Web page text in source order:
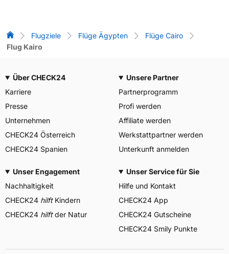
Flug-Vergleich
Flugziele Flüge Ägypten
Flüge Cairo
Flug Kairo
Über CHECK24
Karriere
Presse
Unternehmen
CHECK24 Österreich
CHECK24 Spanien
Unsere Partner
Partnerprogramm
Profi werden
Affiliate werden
Werkstattpartner werden
Unterkunft anmelden
Unser Engagement
Nachhaltigkeit
CHECK24 hilftKindern
CHECK24 hilftder Natur
Unser Service für Sie
Hilfe und Kontakt
CHECK24 App
CHECK24 Gutscheine
CHECK24 Smily Punkte